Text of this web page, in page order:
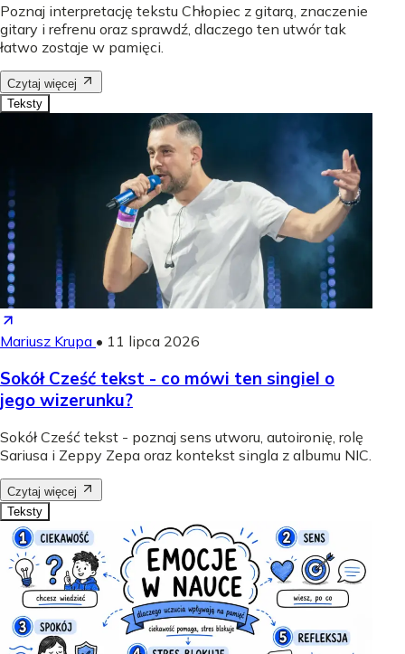
Poznaj interpretację tekstu Chłopiec z gitarą, znaczenie
gitary i refrenu oraz sprawdź, dlaczego ten utwór tak
łatwo zostaje w pamięci.
Czytaj więcej
Teksty
Mariusz Krupa • 11 lipca 2026
Sokół Cześć tekst - co mówi ten singiel o
jego wizerunku?
Sokół Cześć tekst - poznaj sens utworu, autoironię, rolę
Sariusa i Zeppy Zepa oraz kontekst singla z albumu NIC.
Czytaj więcej
Teksty